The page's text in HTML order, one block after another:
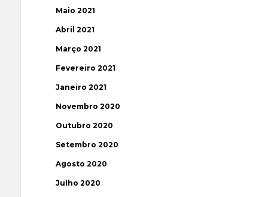
Maio 2021
Abril 2021
Março 2021
Fevereiro 2021
Janeiro 2021
Novembro 2020
Outubro 2020
Setembro 2020
Agosto 2020
Julho 2020